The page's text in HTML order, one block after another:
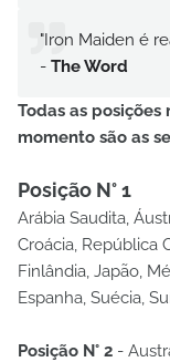
"Iron Maiden é
- The Word
Todas as
momento são as
Posição N° 1
Arábia Saudita,
Croácia, República
Finlândia, Japão,
Espanha, Suécia,
Posição N° 2 -